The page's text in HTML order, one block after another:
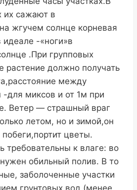
их сажают в
жгучем солнце корневая
идеале -«ноги»в
.При групповых
растение должно получать
между
-для миксов и от 1м при
Ветер — страшный враг
летом, но и зимой,он
цветы.
требовательны к влаге: во
обильный полив. В то
заболоченные участки
грунтовых вод (менее